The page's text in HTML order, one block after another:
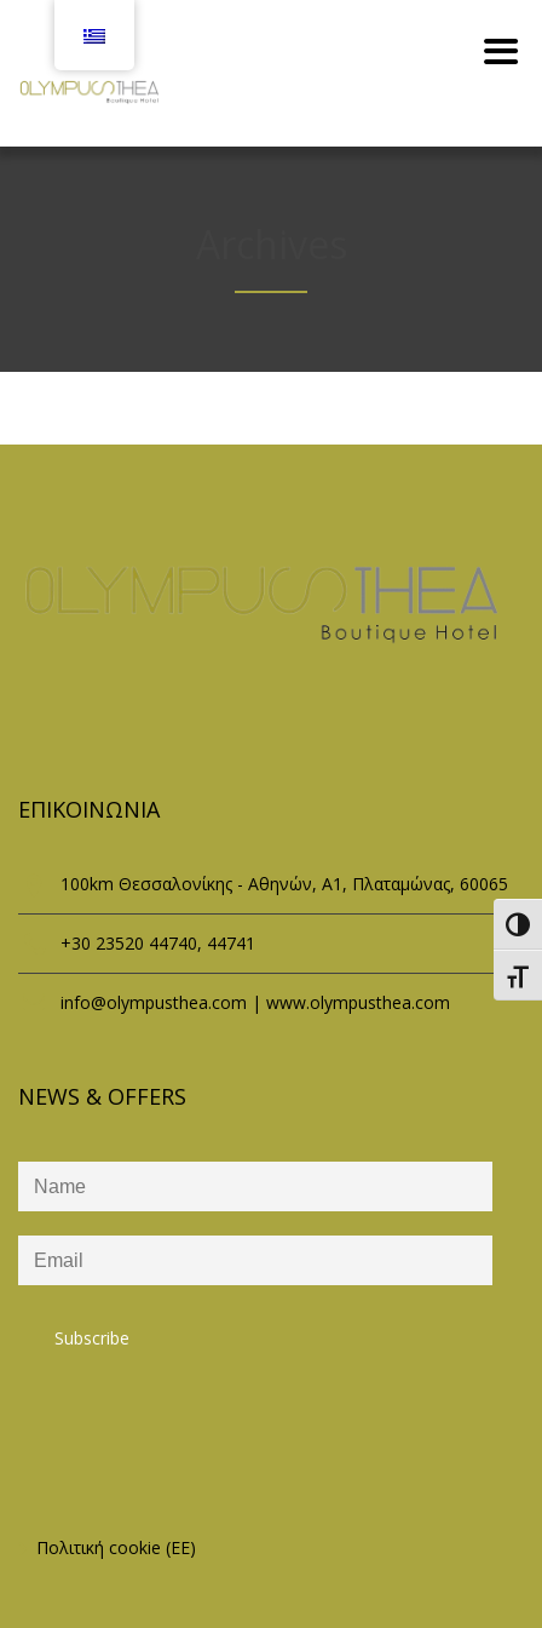
ΕΠΙΚΟΙΝΩΝΊΑ
100km Θεσσαλονίκης - Αθηνών, Α1, Πλαταμώνας, 60065
+30 23520 44740, 44741
info@olympusthea.com | www.olympusthea.com
NEWS & OFFERS
Πολιτική cookie (ΕΕ)